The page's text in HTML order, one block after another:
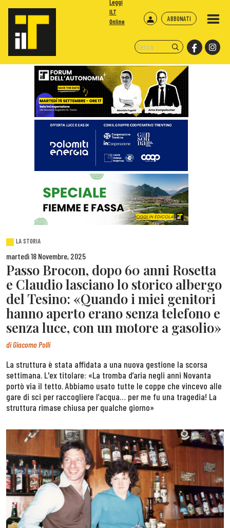
ABBONATI
Leggi
ILT
Online
LA STORIA
martedì 18 Novembre, 2025
Passo Brocon, dopo 60 anni Rosetta
e Claudio lasciano lo storico albergo
del Tesino: «Quando i miei genitori
hanno aperto erano senza telefono e
senza luce, con un motore a gasolio»
diGiacomo Polli
La struttura è stata affidata a una nuova gestione la scorsa
settimana. L'ex titolare: «La tromba d’aria negli anni Novanta
portò via il tetto. Abbiamo usato tutte le coppe che vincevo alle
gare di sci per raccogliere l’acqua… per me fu una tragedia! La
struttura rimase chiusa per qualche giorno»